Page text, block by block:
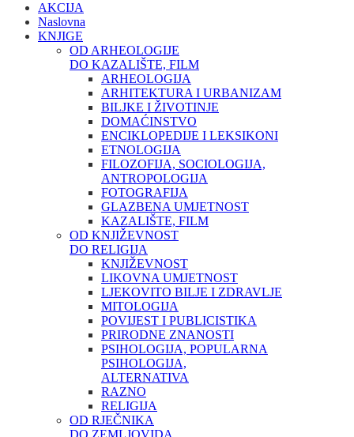
AKCIJA
Naslovna
KNJIGE
OD ARHEOLOGIJE
DO KAZALIŠTE, FILM
ARHEOLOGIJA
ARHITEKTURA I URBANIZAM
BILJKE I ŽIVOTINJE
DOMAĆINSTVO
ENCIKLOPEDIJE I LEKSIKONI
ETNOLOGIJA
FILOZOFIJA, SOCIOLOGIJA,
ANTROPOLOGIJA
FOTOGRAFIJA
GLAZBENA UMJETNOST
KAZALIŠTE, FILM
OD KNJIŽEVNOST
DO RELIGIJA
KNJIŽEVNOST
LIKOVNA UMJETNOST
LJEKOVITO BILJE I ZDRAVLJE
MITOLOGIJA
POVIJEST I PUBLICISTIKA
PRIRODNE ZNANOSTI
PSIHOLOGIJA, POPULARNA
PSIHOLOGIJA,
ALTERNATIVA
RAZNO
RELIGIJA
OD RJEČNIKA
DO ZEMLJOVIDA